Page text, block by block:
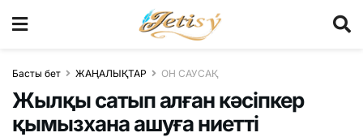
Басты бет ЖАҢАЛЫҚТАР ОН САУСАҚ
Жылқы сатып алған кәсіпкер
қымызхана ашуға ниетті